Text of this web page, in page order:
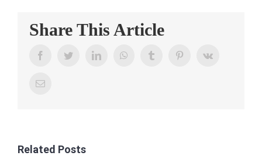
Share This Article
FacebookTwitterLinkedIn WhatsAppTumblr PinterestVk
Email
Related Posts